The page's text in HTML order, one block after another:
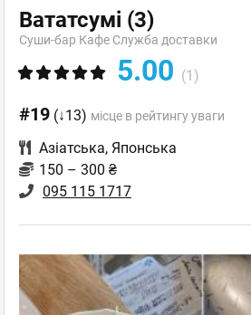
Вататсумі (3)
Суши-бар Кафе Служба доставки
5.00 (1)
#19 (↓13) місце в рейтингу уваги
Азіатська, Японська
150 – 300 ₴
095 115 1717‬